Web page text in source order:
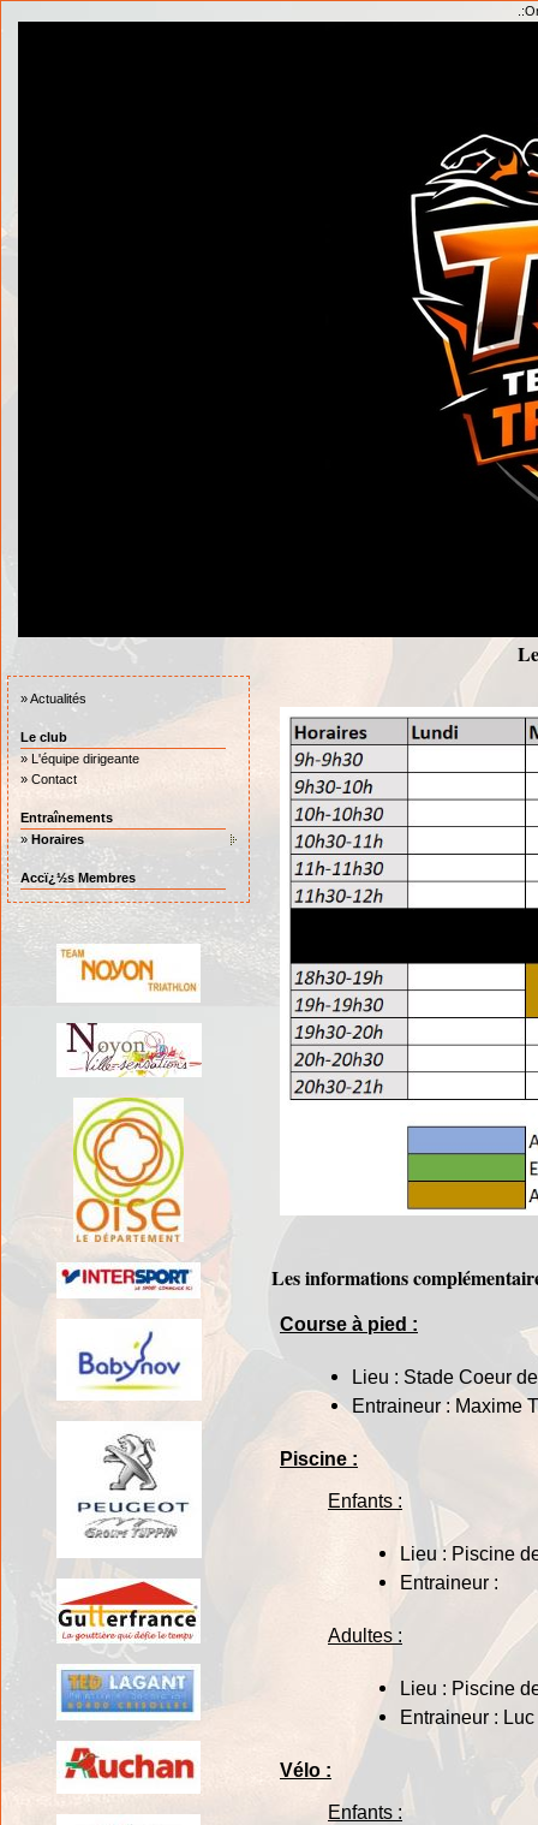
.:
»Actualités
Le club
» L'équipe dirigeante
» Contact
Entraînements
»Horaires
Accï¿½s Membres
Les informations
Course à pied :
Lieu : Stade Coeur
Entraineur : Maxime
Piscine :
Enfants :
Lieu : Piscine
Entraineur :
Adultes :
Lieu : Piscine
Entraineur : Luc
Vélo :
Enfants :